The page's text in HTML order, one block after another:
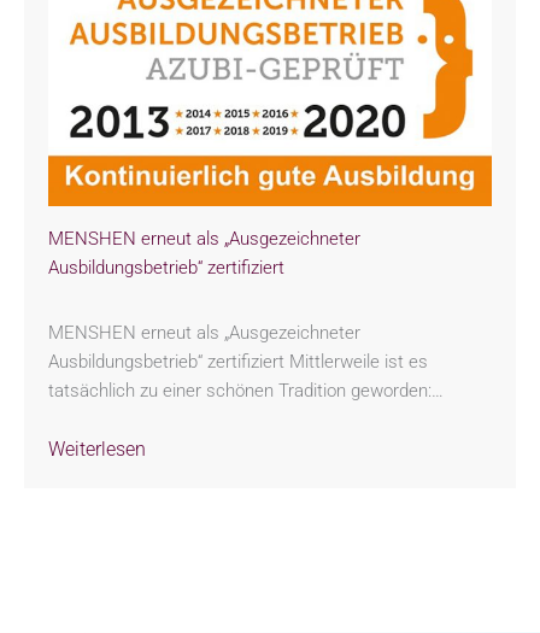
MENSHEN erneut als „Ausgezeichneter
Ausbildungsbetrieb“ zertifiziert
MENSHEN erneut als „Ausgezeichneter
Ausbildungsbetrieb“ zertifiziert Mittlerweile ist es
tatsächlich zu einer schönen Tradition geworden:…
Weiterlesen